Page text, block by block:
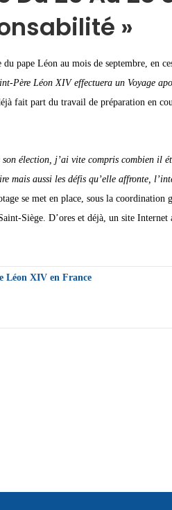
»
pape Léon au mois de septembre, en
Père Léon XIV effectuera un Voyage
fait part du travail de préparation en
son élection, j’ai vite compris combien il
mais aussi les défis qu’elle affronte,
se met en place, sous la
Siège. D’ores et déjà, un site
Léon XIV en France